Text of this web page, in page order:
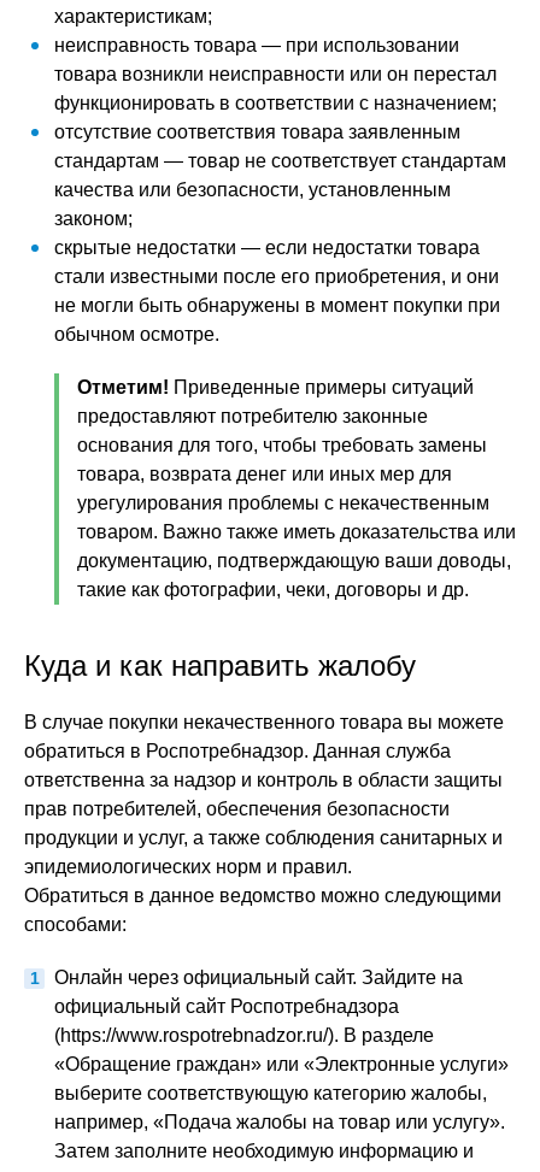
характеристикам;
неисправность товара — при использовании
товара возникли неисправности или он перестал
функционировать в соответствии с назначением;
отсутствие соответствия товара заявленным
стандартам — товар не соответствует стандартам
качества или безопасности, установленным
законом;
скрытые недостатки — если недостатки товара
стали известными после его приобретения, и они
не могли быть обнаружены в момент покупки при
обычном осмотре.
Отметим! Приведенные примеры ситуаций
предоставляют потребителю законные
основания для того, чтобы требовать замены
товара, возврата денег или иных мер для
урегулирования проблемы с некачественным
товаром. Важно также иметь доказательства или
документацию, подтверждающую ваши доводы,
такие как фотографии, чеки, договоры и др.
Куда и как направить жалобу
В случае покупки некачественного товара вы можете
обратиться в Роспотребнадзор. Данная служба
ответственна за надзор и контроль в области защиты
прав потребителей, обеспечения безопасности
продукции и услуг, а также соблюдения санитарных и
эпидемиологических норм и правил.
Обратиться в данное ведомство можно следующими
способами:
Онлайн через официальный сайт. Зайдите на
официальный сайт Роспотребнадзора
(https://www.rospotrebnadzor.ru/). В разделе
«Обращение граждан» или «Электронные услуги»
выберите соответствующую категорию жалобы,
например, «Подача жалобы на товар или услугу».
Затем заполните необходимую информацию и